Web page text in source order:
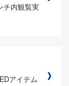
チ内観覧実
アイテム